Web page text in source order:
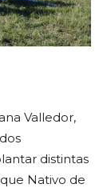
Valledor,
distintas
Nativo de